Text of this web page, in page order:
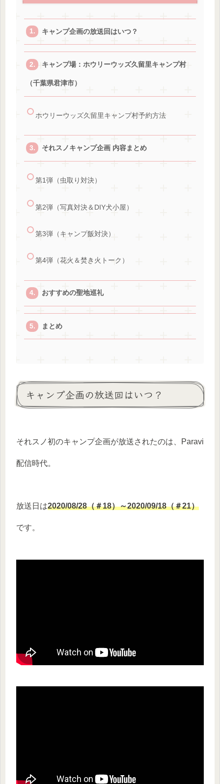
キャンプ企画の放送回はいつ？
キャンプ場：ホウリーウッズ久留里キャンプ村
（千葉県君津市）
ホウリーウッズ久留里キャンプ村予約方法
それスノキャンプ企画 内容まとめ
第1弾（虫取り対決）
第2弾（写真対決＆DIY犬小屋）
第3弾（キャンプ飯対決）
第4弾（花火＆焚き火トーク）
おすすめの聖地巡礼
まとめ
キャンプ企画の放送回はいつ？
それスノ初のキャンプ企画が放送されたのは、Paravi
配信時代。
放送日は2020/08/28（＃18）～2020/09/18（＃21）
です。